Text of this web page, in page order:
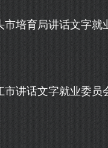
育局讲话文字就
话文字就业委员